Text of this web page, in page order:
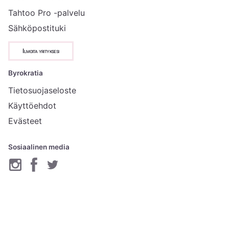
Tahtoo Pro -palvelu
Sähköpostituki
Ilmoita yrityksesi
Byrokratia
Tietosuojaseloste
Käyttöehdot
Evästeet
Sosiaalinen media